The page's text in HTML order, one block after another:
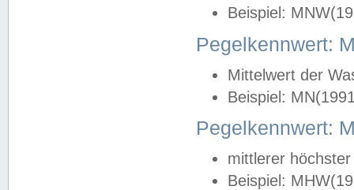
Beispiel:
Pegelkennwert:
Mittelwert der
Beispiel:
Pegelkennwert:
mittlerer
Beispiel: